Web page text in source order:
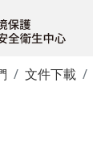
文件下載